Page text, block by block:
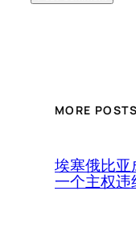
MORE POSTS
埃塞俄比
一个主权违